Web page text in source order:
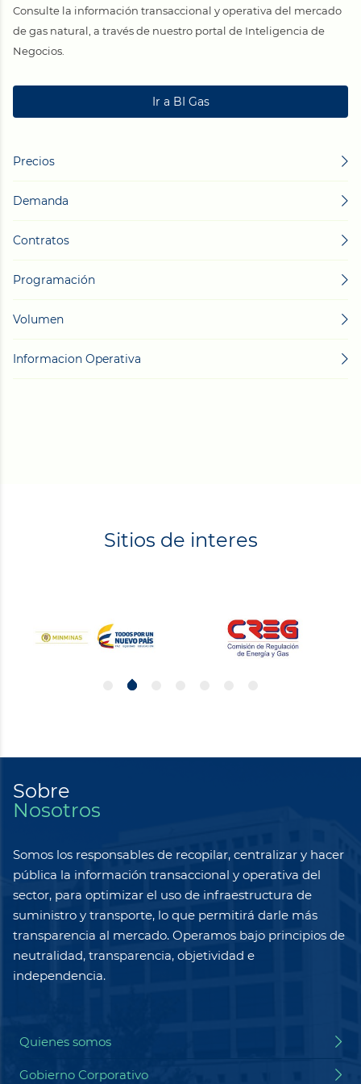
Consulte la información transaccional y operativa del mercado
de gas natural, a través de nuestro portal de Inteligencia de
Negocios.
Ir a BI Gas
Precios
Demanda
Contratos
Programación
Volumen
Informacion Operativa
Sitios de interes
Sobre
Nosotros
Somos los responsables de recopilar, centralizar y hacer
pública la información transaccional y operativa del
sector, para optimizar el uso de infraestructura de
suministro y transporte, lo que permitirá darle más
transparencia al mercado. Operamos bajo principios de
neutralidad, transparencia, objetividad e
independencia.
Quienes somos
Gobierno Corporativo